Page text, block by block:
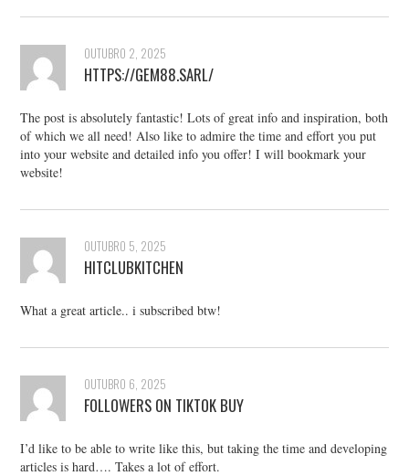
OUTUBRO 2, 2025
HTTPS://GEM88.SARL/
The post is absolutely fantastic! Lots of great info and inspiration, both
of which we all need! Also like to admire the time and effort you put
into your website and detailed info you offer! I will bookmark your
website!
OUTUBRO 5, 2025
HITCLUBKITCHEN
What a great article.. i subscribed btw!
OUTUBRO 6, 2025
FOLLOWERS ON TIKTOK BUY
I’d like to be able to write like this, but taking the time and developing
articles is hard…. Takes a lot of effort.